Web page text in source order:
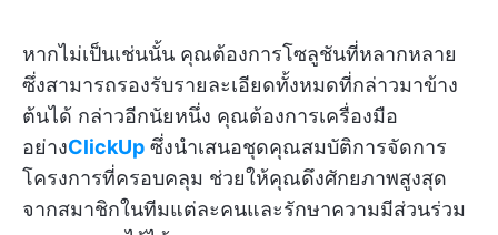
หากไม่เป็นเช่นนั้น คุณต้องการโซลูชันที่หลากหลาย
ซึ่งสามารถรองรับรายละเอียดทั้งหมดที่กล่าวมาข้าง
ต้นได้ กล่าวอีกนัยหนึ่ง คุณต้องการเครื่องมือ
อย่างClickUp ซึ่งนำเสนอชุดคุณสมบัติการจัดการ
โครงการที่ครอบคลุม ช่วยให้คุณดึงศักยภาพสูงสุด
จากสมาชิกในทีมแต่ละคนและรักษาความมีส่วนร่วม